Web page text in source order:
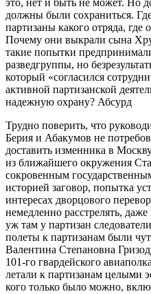
это, нет и быть не может. Но
должны были сохраниться.
партизаны какого отряда, где
Почему они выкрали сына
такие попытки
разведгруппы, но
который «согласился
активной партизанской
надежную охрану? Абсурд
Трудно поверить, что
Берия и Абакумов не
доставить изменника в
из ближайшего окружения
сокровенным
историей заговор, попытка
интересах дворцового
немедленно расстрелять,
уж там у партизан
полеты к партизанам были
Валентина Степановна
101-го гвардейского
летали к партизанам целыми
кого только было можно,